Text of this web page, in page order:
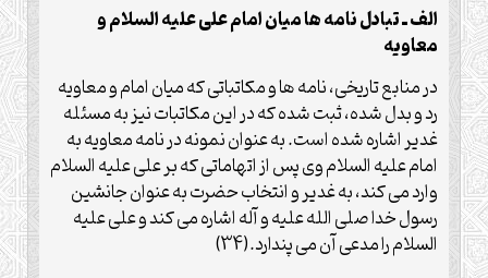
الف ـ تبادل نامه ها میان امام علی علیه السلام و
معاویه
در منابع تاریخی، نامه ها و مکاتباتی که میان امام و معاویه
رد و بدل شده، ثبت شده که در این مکاتبات نیز به مسئله
غدیر اشاره شده است. به عنوان نمونه در نامه معاویه به
امام علیه السلام وی پس از اتهاماتی که بر علی علیه السلام
وارد می کند، به غدیر و انتخاب حضرت به عنوان جانشین
رسول خدا صلی الله علیه و آله اشاره می کند و علی علیه
السلام را مدعی آن می پندارد.(34)